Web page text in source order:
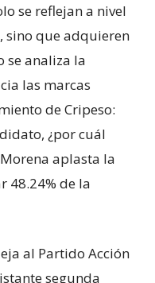
se reflejan a nivel
sino que adquieren
se analiza la
las marcas
de Cripeso:
¿por cuál
aplasta la
48.24% de la
al Partido Acción
segunda